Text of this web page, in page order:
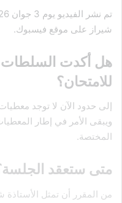
شيراز على موقع فيسبوك.
هل أكدت
للامتحان؟
إلى حدود الآن لا توجد
ويبقى الأمر في إطار
المختصة.
متى ستعقد
من المقرر أن تمثل الأستاذة